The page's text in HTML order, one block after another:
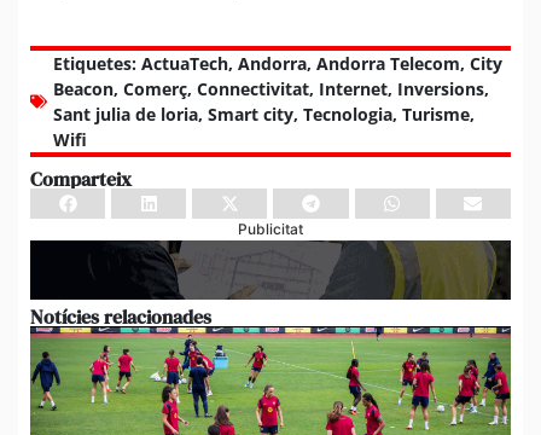
Etiquetes: ActuaTech, Andorra, Andorra Telecom, City
Beacon, Comerç, Connectivitat, Internet, Inversions,
Sant julia de loria, Smart city, Tecnologia, Turisme,
Wifi
Comparteix
Publicitat
Notícies relacionades